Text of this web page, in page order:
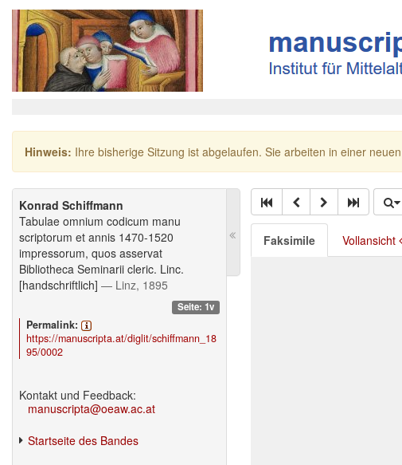
Hinweis: Ihre bisherige Sitzung ist abgelaufen. Sie arbeiten in einer
Konrad Schiffmann
Tabulae omnium codicum manu
scriptorum et annis 1470-1520
impressorum, quos asservat
Bibliotheca Seminarii cleric. Linc.
[handschriftlich] — Linz, 1895
Seite: 1v
Permalink:
https://manuscripta.at/diglit/schiffmann_18
95/0002
Kontakt und Feedback:
manuscripta@oeaw.ac.at
Startseite des Bandes
Faksimile Vollansicht